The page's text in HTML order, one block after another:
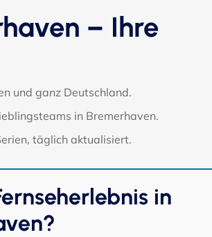
– Ihre
und ganz Deutschland.
in Bremerhaven.
täglich aktualisiert.
in